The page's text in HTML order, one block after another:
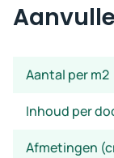
Aantal per m2
Inhoud per
Afmetingen